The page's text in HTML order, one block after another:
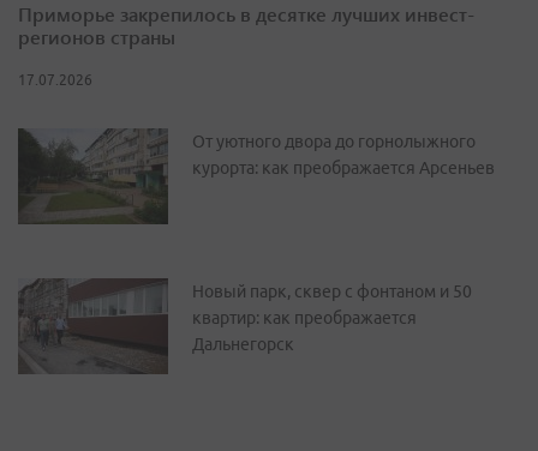
Приморье закрепилось в десятке лучших инвест-
регионов страны
17.07.2026
От уютного двора до горнолыжного
курорта: как преображается Арсеньев
Новый парк, сквер с фонтаном и 50
квартир: как преображается
Дальнегорск